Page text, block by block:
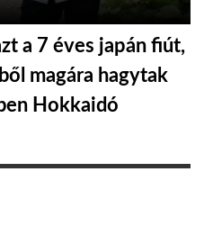
a 7 éves japán fiút,
magára hagytak
Hokkaidó